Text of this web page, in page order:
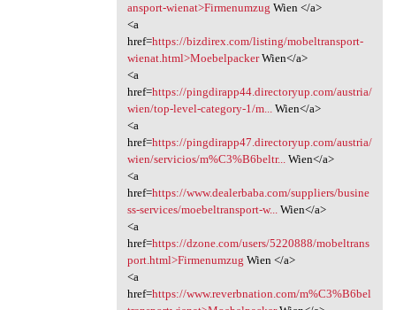
ansport-wienat>Firmenumzug Wien </a>
<a
href=https://bizdirex.com/listing/mobeltransport-
wienat.html>MoebelpackerWien</a>
<a
href=https://pingdirapp44.directoryup.com/austria/
wien/top-level-category-1/m...Wien</a>
<a
href=https://pingdirapp47.directoryup.com/austria/
wien/servicios/m%C3%B6beltr...Wien</a>
<a
href=https://www.dealerbaba.com/suppliers/busine
ss-services/moebeltransport-w...Wien</a>
<a
href=https://dzone.com/users/5220888/mobeltrans
port.html>Firmenumzug Wien </a>
<a
href=https://www.reverbnation.com/m%C3%B6bel